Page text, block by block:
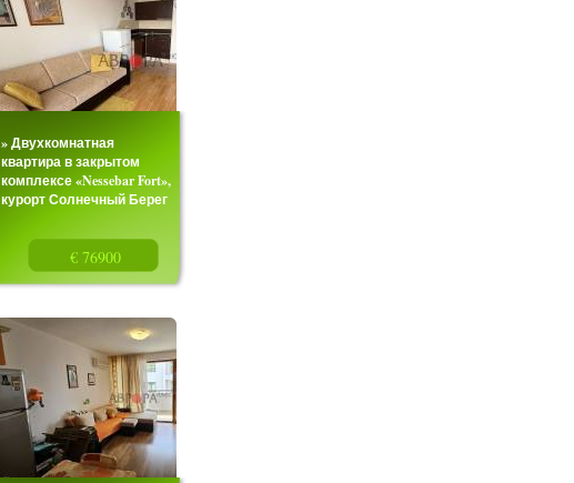
» Двухкомнатная
квартира в закрытом
комплексе «Nessebar Fort»,
курорт Солнечный Берег
«Аврора Плюс» предлагает к...
€ 76900